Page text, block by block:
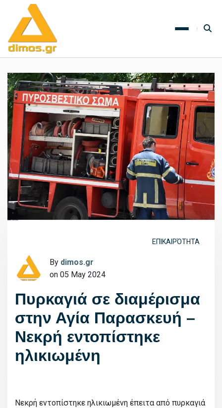
ΕΠΙΚΑΙΡΌΤΗΤΑ
By dimos.gr
on 05 May 2024
Πυρκαγιά σε διαμέρισμα
στην Αγία Παρασκευή –
Νεκρή εντοπίστηκε
ηλικιωμένη
Νεκρή εντοπίστηκε ηλικιωμένη έπειτα από πυρκαγιά